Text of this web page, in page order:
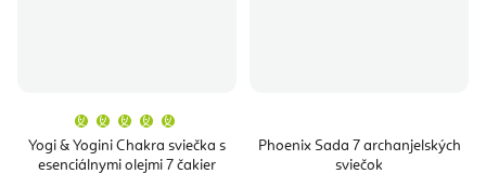
Yogi & Yogini Chakra sviečka s
esenciálnymi olejmi 7 čakier
produktu
je
5,0
Phoenix Sada 7 archanjelských
sviečok